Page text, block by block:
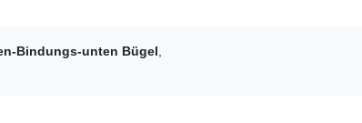
Bindungs-unten Bügel